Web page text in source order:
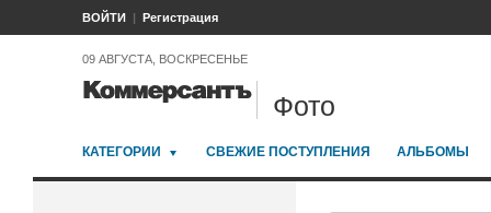
ВОЙТИ Регистрация
09 АВГУСТА, ВОСКРЕСЕНЬЕ
Фото
КАТЕГОРИИ СВЕЖИЕ ПОСТУПЛЕНИЯ АЛЬБОМЫ